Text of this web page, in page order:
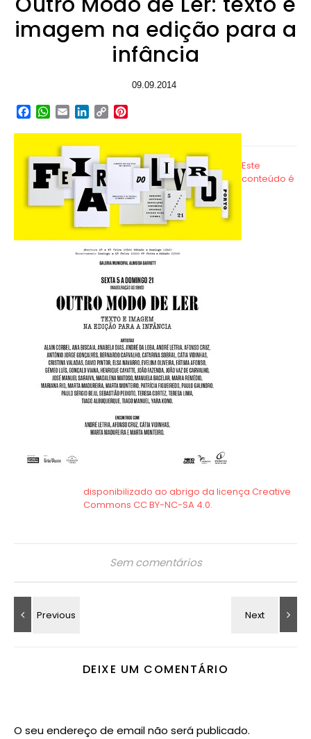
imagem na edição para a
infância
09.09.2014
Facebook
WhatsApp
EmailLinkedIn
Copy
Sem comentários
DEIXE UM COMENTÁRIO
O seu endereço de email não será publicado.